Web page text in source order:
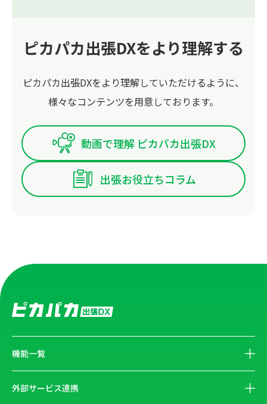
ピカパカ出張DXをより理解する
ピカパカ出張DXをより理解していただけるように、
様々なコンテンツを用意しております。
動画で理解 ピカパカ出張DX
出張お役立ちコラム
機能一覧
外部サービス連携